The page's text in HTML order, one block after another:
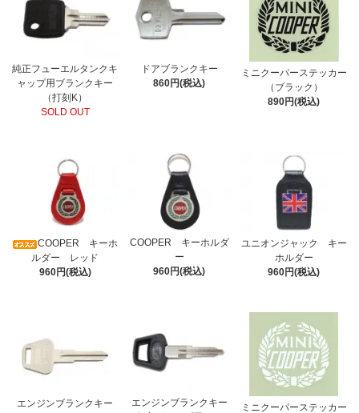
純正フューエルタンクキ
ャップ用ブランクキー
（打刻K）
SOLD OUT
ドアブランクキー
860円(税込)
ミニクーパーステッカー
（ブラック）
890円(税込)
COOPER キーホ
ルダー レッド
960円(税込)
COOPER キーホルダ
ー
960円(税込)
ユニオンジャック キー
ホルダー
960円(税込)
エンジンブランクキー
エンジンブランクキー
ミニクーパーステッカー